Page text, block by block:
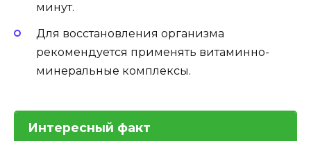
минут.
Для восстановления организма
рекомендуется применять витаминно-
минеральные комплексы.
Интересный факт